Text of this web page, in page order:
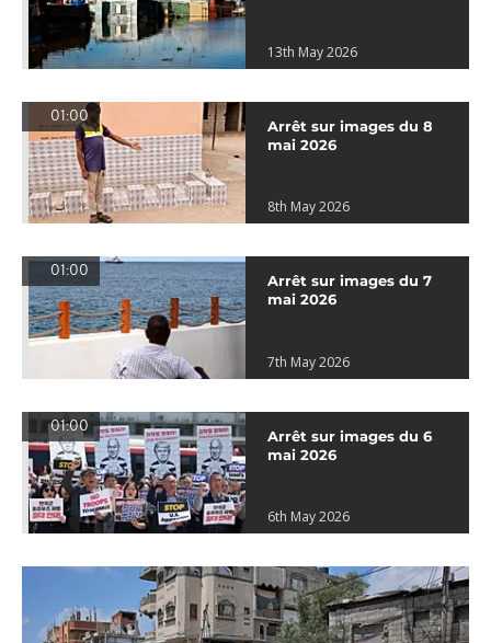
13th May 2026
01:00
Arrêt sur images du 8
mai 2026
8th May 2026
01:00
Arrêt sur images du 7
mai 2026
7th May 2026
01:00
Arrêt sur images du 6
mai 2026
6th May 2026